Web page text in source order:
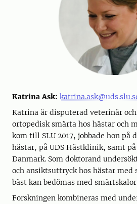
Katrina Ask:
Katrina är disputerad veterinär
ortopedisk smärta hos hästar och
kom till SLU 2017, jobbade hon på
hästar, på UDS Hästklinik, samt
Danmark. Som doktorand
och ansiktsuttryck hos hästar med
bäst kan bedömas med
Forskningen kombineras med